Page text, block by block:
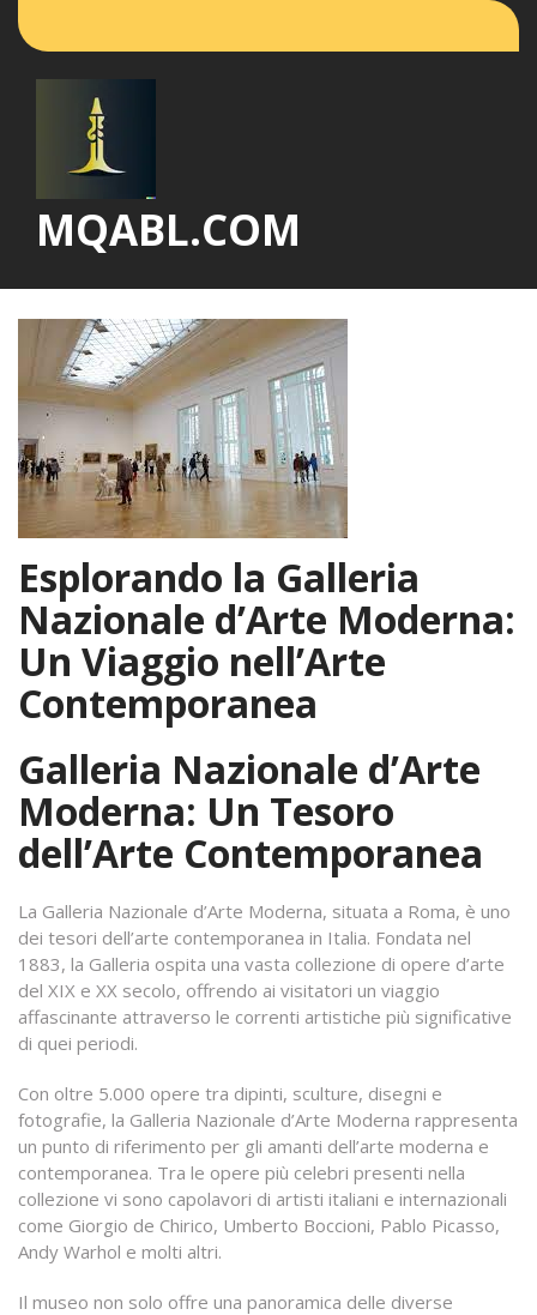
MQABL.COM
Esplorando la Galleria
Nazionale d’Arte Moderna:
Un Viaggio nell’Arte
Contemporanea
Galleria Nazionale d’Arte
Moderna: Un Tesoro
dell’Arte Contemporanea
La Galleria Nazionale d’Arte Moderna, situata a Roma, è uno
dei tesori dell’arte contemporanea in Italia. Fondata nel
1883, la Galleria ospita una vasta collezione di opere d’arte
del XIX e XX secolo, offrendo ai visitatori un viaggio
affascinante attraverso le correnti artistiche più significative
di quei periodi.
Con oltre 5.000 opere tra dipinti, sculture, disegni e
fotografie, la Galleria Nazionale d’Arte Moderna rappresenta
un punto di riferimento per gli amanti dell’arte moderna e
contemporanea. Tra le opere più celebri presenti nella
collezione vi sono capolavori di artisti italiani e internazionali
come Giorgio de Chirico, Umberto Boccioni, Pablo Picasso,
Andy Warhol e molti altri.
Il museo non solo offre una panoramica delle diverse